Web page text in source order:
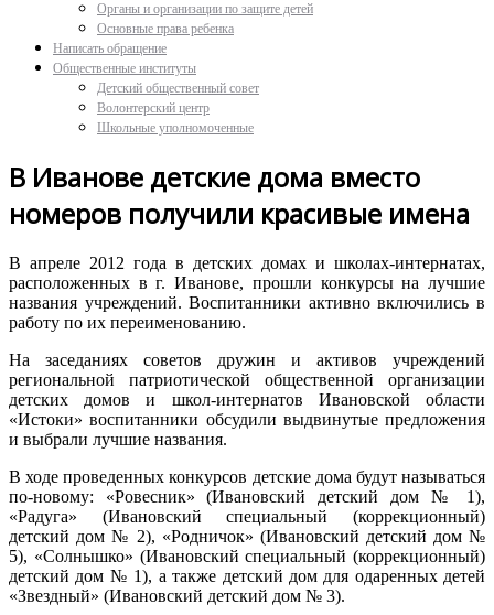
Органы и организации по защите детей
Основные права ребенка
Написать обращение
Общественные институты
Детский общественный совет
Волонтерский центр
Школьные уполномоченные
В Иванове детские дома вместо
номеров получили красивые имена
В апреле 2012 года в детских домах и школах-интернатах,
расположенных в г. Иванове, прошли конкурсы на лучшие
названия учреждений. Воспитанники активно включились в
работу по их переименованию.
На заседаниях советов дружин и активов учреждений
региональной патриотической общественной организации
детских домов и школ-интернатов Ивановской области
«Истоки» воспитанники обсудили выдвинутые предложения
и выбрали лучшие названия.
В ходе проведенных конкурсов детские дома будут называться
по-новому: «Ровесник» (Ивановский детский дом № 1),
«Радуга» (Ивановский специальный (коррекционный)
детский дом № 2), «Родничок» (Ивановский детский дом №
5), «Солнышко» (Ивановский специальный (коррекционный)
детский дом № 1), а также детский дом для одаренных детей
«Звездный» (Ивановский детский дом № 3).